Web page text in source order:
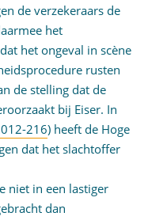
de verzekeraars de
het
het ongeval in scène
rusten
de stelling dat de
bij Eiser. In
216) heeft de Hoge
dat het slachtoffer
niet in een lastiger
dan